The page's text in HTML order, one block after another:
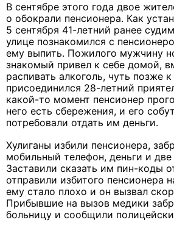
В сентябре этого года двое
о обокрали пенсионера. Как
5 сентября 41-летний ранее
улице познакомился с
ему выпить. Пожилого мужчину
знакомый привел к себе домой,
распивать алкоголь, чуть позже
присоединился 28-летний
какой-то момент пенсионер
него есть сбережения, и его
потребовали отдать им деньги.
Хулиганы избили пенсионера,
мобильный телефон, деньги и
Заставили сказать им пин-коды
отправили избитого пенсионера
ему стало плохо и он вызвал
Прибывшие на вызов медики
больницу и сообщили